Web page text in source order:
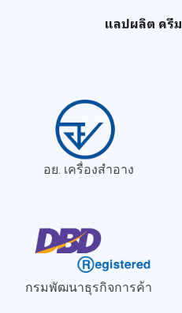
แลปผลิต ครีม
อย. เครื่องสำอาง
กรมพัฒนาธุรกิจการค้า